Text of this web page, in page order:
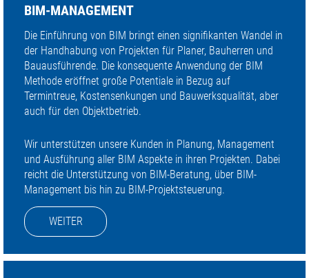
BIM-MANAGEMENT
Die Einführung von BIM bringt einen signifikanten Wandel in
der Handhabung von Projekten für Planer, Bauherren und
Bauausführende. Die konsequente Anwendung der BIM
Methode eröffnet große Potentiale in Bezug auf
Termintreue, Kostensenkungen und Bauwerksqualität, aber
auch für den Objektbetrieb.
Wir unterstützen unsere Kunden in Planung, Management
und Ausführung aller BIM Aspekte in ihren Projekten. Dabei
reicht die Unterstützung von BIM-Beratung, über BIM-
Management bis hin zu BIM-Projektsteuerung.
WEITER